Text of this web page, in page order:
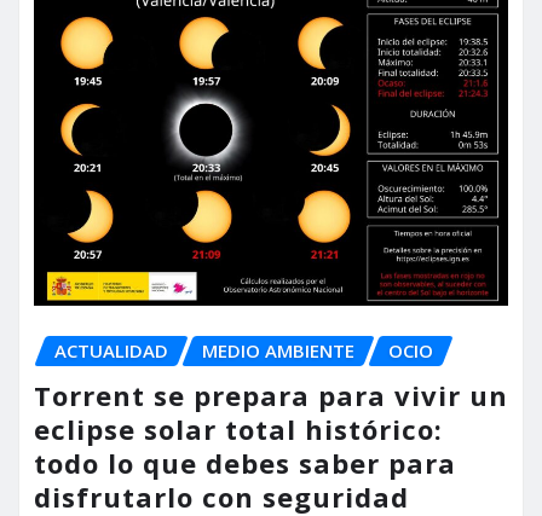
ACTUALIDAD MEDIO AMBIENTE OCIO
Torrent se prepara para vivir un
eclipse solar total histórico:
todo lo que debes saber para
disfrutarlo con seguridad